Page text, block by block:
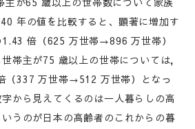
年の値を比較すると、顕著に増加す
倍（625 万世帯→896 万世帯）
帯主が75 歳以上の世帯については，
（337 万世帯→512 万世帯）となっ
から見えてくるのは一人暮らしの高
うのが日本の高齢者のこれからの暮